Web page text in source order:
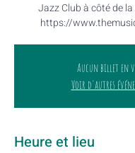
Jazz Club à côté de
https://
Aucun billet en
Voir d'autres
Heure et lieu